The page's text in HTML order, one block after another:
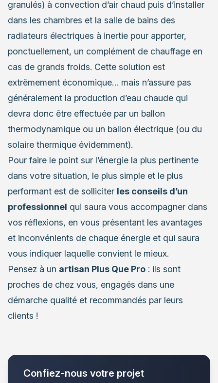
granulés) à convection d’air chaud puis d’installer
dans les chambres et la salle de bains des
radiateurs électriques à inertie pour apporter,
ponctuellement, un complément de chauffage en
cas de grands froids. Cette solution est
extrêmement économique… mais n’assure pas
généralement la production d’eau chaude qui
devra donc être effectuée par un ballon
thermodynamique ou un ballon électrique (ou du
solaire thermique évidemment).
Pour faire le point sur l’énergie la plus pertinente
dans votre situation, le plus simple et le plus
performant est de solliciter les conseils d’un
professionnel qui saura vous accompagner dans
vos réflexions, en vous présentant les avantages
et inconvénients de chaque énergie et qui saura
vous indiquer laquelle convient le mieux.
Pensez à un artisan Plus Que Pro : ils sont
proches de chez vous, engagés dans une
démarche qualité et recommandés par leurs
clients !
Confiez-nous votre projet